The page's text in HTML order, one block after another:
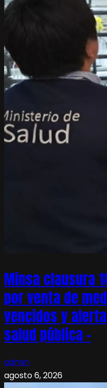
Minsa clausura
por venta de
vencidos y
salud pública –
admin
agosto 6, 2026